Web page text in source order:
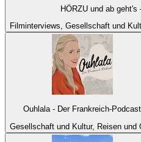
HÖRZU und ab geht's
Filminterviews, Gesellschaft und
Ouhlala - Der Frankreich-Podcast
Gesellschaft und Kultur, Reisen und